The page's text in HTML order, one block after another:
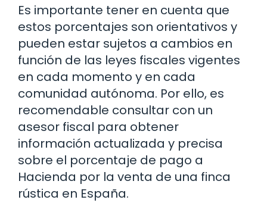
Es importante tener en cuenta que
estos porcentajes son orientativos y
pueden estar sujetos a cambios en
función de las leyes fiscales vigentes
en cada momento y en cada
comunidad autónoma. Por ello, es
recomendable consultar con un
asesor fiscal para obtener
información actualizada y precisa
sobre el porcentaje de pago a
Hacienda por la venta de una finca
rústica en España.